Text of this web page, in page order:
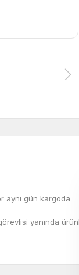
aynı gün kargoda
yanında